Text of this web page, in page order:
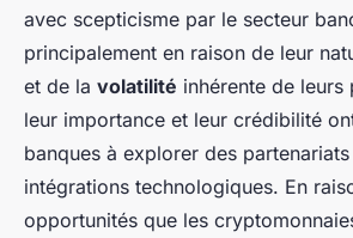
avec scepticisme par le secteur
principalement en raison de leur
et de la volatilité inhérente de leurs
leur importance et leur crédibilité
banques à explorer des
intégrations technologiques. En
opportunités que les